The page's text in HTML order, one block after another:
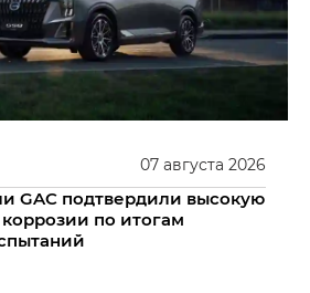
07 августа 2026
GAC подтвердили высокую
по итогам